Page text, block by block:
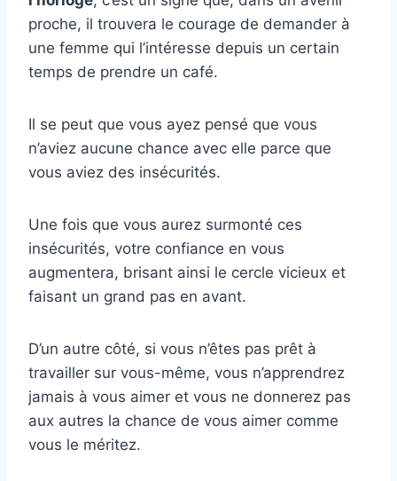
proche, il trouvera le courage de demander à
une femme qui l’intéresse depuis un certain
temps de prendre un café.
Il se peut que vous ayez pensé que vous
n’aviez aucune chance avec elle parce que
vous aviez des insécurités.
Une fois que vous aurez surmonté ces
insécurités, votre confiance en vous
augmentera, brisant ainsi le cercle vicieux et
faisant un grand pas en avant.
D’un autre côté, si vous n’êtes pas prêt à
travailler sur vous-même, vous n’apprendrez
jamais à vous aimer et vous ne donnerez pas
aux autres la chance de vous aimer comme
vous le méritez.